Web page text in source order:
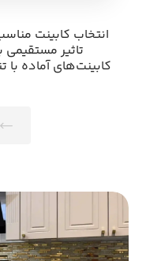
انتخاب کابینت
تاثیر مستقیمی
کابینت‌های آماده با